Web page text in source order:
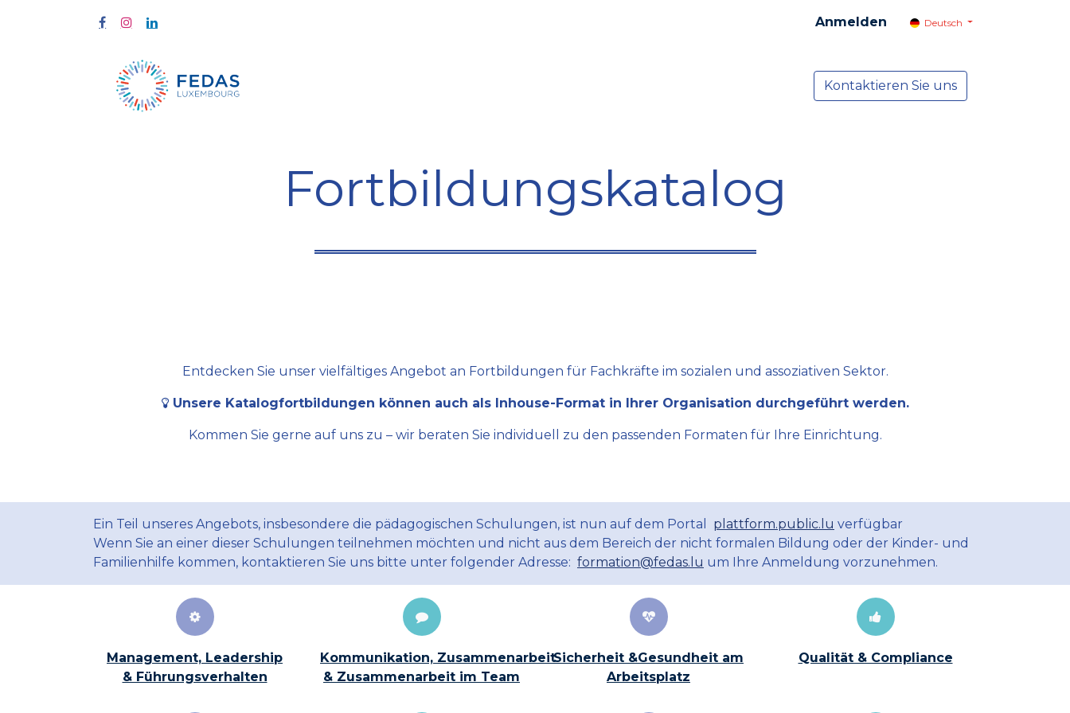
Anmelden Deutsch
NEWS
Kontaktieren Sie uns
Fortbildungskatalog
Entdecken Sie unser vielfältiges Angebot an Fortbildungen für Fachkräfte im sozialen und assoziativen Sektor.
Unsere Katalogfortbildungen können auch als Inhouse-Format in Ihrer Organisation durchgeführt werden.
Kommen Sie gerne auf uns zu – wir beraten Sie individuell zu den passenden Formaten für Ihre Einrichtung.
Ein Teil unseres Angebots, insbesondere die pädagogischen Schulungen, ist nun auf dem Portal plattform.public.lu verfügbar
Wenn Sie an einer dieser Schulungen teilnehmen möchten und nicht aus dem Bereich der nicht formalen Bildung oder der Kinder- und
Familienhilfe kommen, kontaktieren Sie uns bitte unter folgender Adresse: formation@fedas.lu um Ihre Anmeldung vorzunehmen.
Management, Leadership
& Führungsverhalten
Kommunikation, Zusammenarbeit
& Zusammenarbeit im Team
Sicherheit &Gesundheit am
Arbeitsplatz
Qualität & Compliance